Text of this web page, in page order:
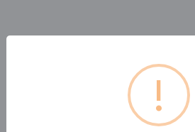
!